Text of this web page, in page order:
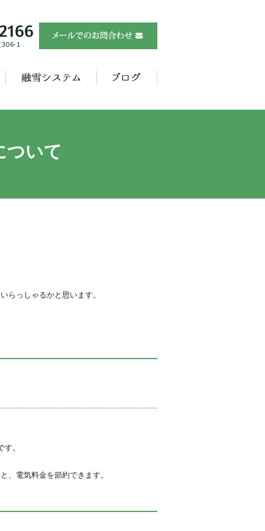
1
ついて
らっしゃるかと思います。
。
、電気料金を節約できます。